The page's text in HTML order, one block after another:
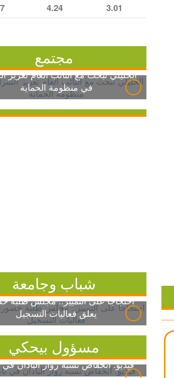
3.01
4.24
مجتمع
الخليلي تبحث مع النائب العام تعزيز
في منظومة الحماية
شباب وجامعة
احتجاجاً على التمييز.. مجلس طلبة
يعلق فعاليات التسجيل
مسؤول بيحكي
فيديو: انخفاض نسبة زوار الباذان